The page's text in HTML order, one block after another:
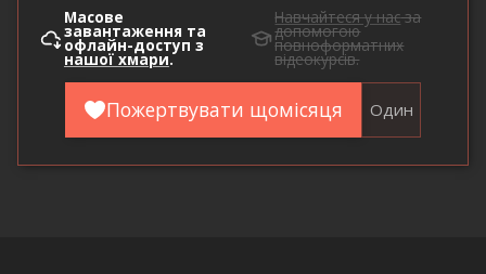
Масове
завантаження та
офлайн-доступ з
нашої хмари.
Навчайтеся у насза
допомогою
повноформатних
відеокурсів.
Пожертвувати щомісяця Один